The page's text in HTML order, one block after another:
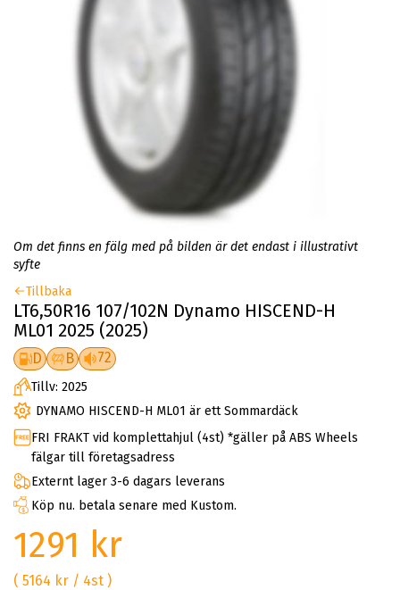
Om det finns en fälg med på bilden är det endast i illustrativt
syfte
Tillbaka
LT6,50R16 107/102N Dynamo HISCEND-H
ML01 2025 (2025)
D B 72
Tillv: 2025
DYNAMO HISCEND-H ML01 är ett Sommardäck
FRI FRAKT vid komplettahjul (4st) *gäller på ABS Wheels
fälgar till företagsadress
Externt lager 3-6 dagars leverans
Köp nu. betala senare med Kustom.
1291 kr
( 5164 kr / 4st )